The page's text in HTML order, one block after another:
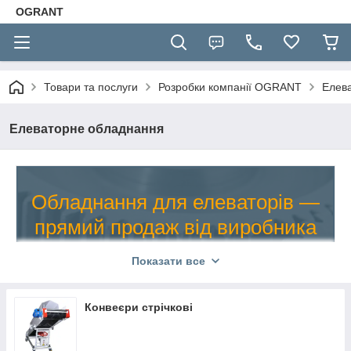
OGRANT
Товари та послуги Розробки компанії OGRANT
Елеваторне обладнання
Обладнання для елеваторів —
прямий продаж від виробника
місяців гарантії на будь-яку позицію з
Виробляємо, продаємо, підбираємо клієнту,
доставляємо в регіони та супроводжуємо сервісним
Показати все
Конвеєри стрічкові